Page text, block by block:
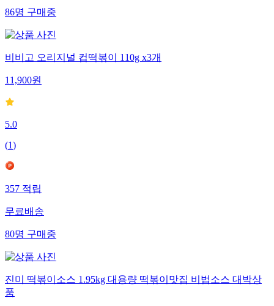
86명구매중
비비고 오리지널 컵떡볶이 110g x3개
11,900원
5.0
(1)
357적립
무료배송
80명구매중
진미 떡볶이소스 1.95kg 대용량 떡볶이맛집 비법소스 대박상
품